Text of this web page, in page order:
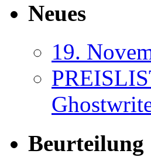
Neues
19.
Beurteilung